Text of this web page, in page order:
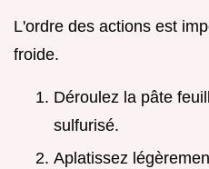
L'ordre des actions est
froide.
Déroulez la pâte
sulfurisé.
Aplatissez